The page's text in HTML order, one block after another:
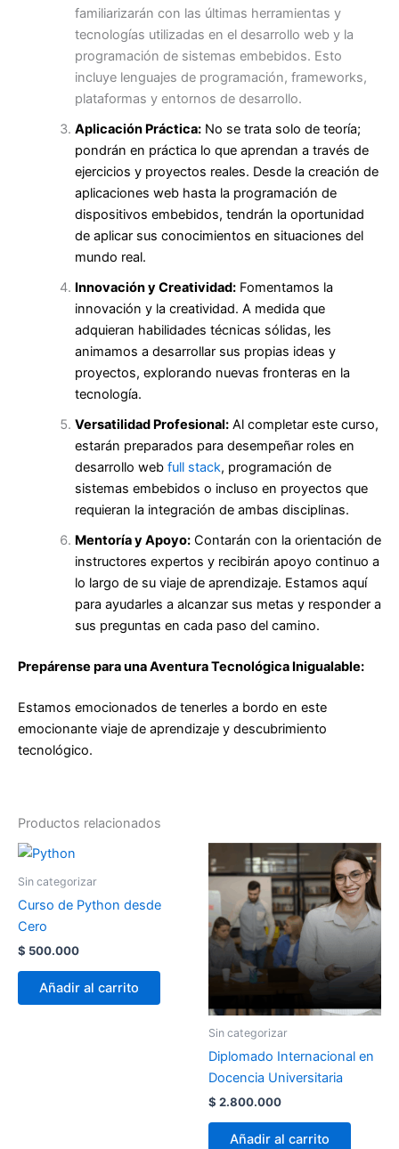
familiarizarán con las últimas herramientas y
tecnologías utilizadas en el desarrollo web y la
programación de sistemas embebidos. Esto
incluye lenguajes de programación, frameworks,
plataformas y entornos de desarrollo.
Aplicación Práctica:No se trata solo de teoría;
pondrán en práctica lo que aprendan a través de
ejercicios y proyectos reales. Desde la creación de
aplicaciones web hasta la programación de
dispositivos embebidos, tendrán la oportunidad
de aplicar sus conocimientos en situaciones del
mundo real.
Innovación y Creatividad:Fomentamos la
innovación y la creatividad. A medida que
adquieran habilidades técnicas sólidas, les
animamos a desarrollar sus propias ideas y
proyectos, explorando nuevas fronteras en la
tecnología.
Versatilidad Profesional:Al completar este curso,
estarán preparados para desempeñar roles en
desarrollo web full stack, programación de
sistemas embebidos o incluso en proyectos que
requieran la integración de ambas disciplinas.
Mentoría y Apoyo:Contarán con la orientación de
instructores expertos y recibirán apoyo continuo a
lo largo de su viaje de aprendizaje. Estamos aquí
para ayudarles a alcanzar sus metas y responder a
sus preguntas en cada paso del camino.
Prepárense para una Aventura Tecnológica Inigualable:
Estamos emocionados de tenerles a bordo en este
emocionante viaje de aprendizaje y descubrimiento
tecnológico.
Productos relacionados
Sin categorizar
Curso de Python desde
Cero
$ 500.000
Añadir al carrito
Sin categorizar
Diplomado Internacional en
Docencia Universitaria
$ 2.800.000
Añadir al carrito